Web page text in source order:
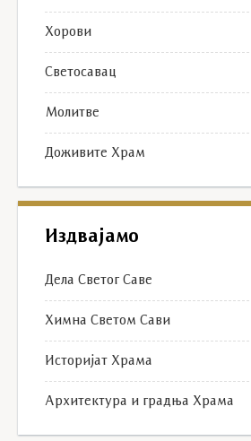
Хорови
Светосавац
Молитве
Доживите Храм
Издвајамо
Дела Светог Саве
Химна Светом Сави
Историјат Храма
Архитектура и градња Храма